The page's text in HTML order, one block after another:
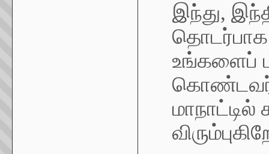
இந்து,
தொடர்பாக
உங்களைப்